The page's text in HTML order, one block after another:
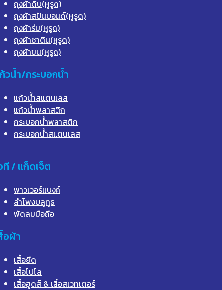
ถุงผ้าดิบ(หูรูด)
ถุงผ้าสปันบอนด์(หูรูด)
ถุงผ้าร่ม(หูรูด)
ถุงผ้าซาติน(หูรูด)
ถุงผ้าขน(หูรูด)
วน้ำ/กระบอกน้ำ
แก้วน้ำสแตนเลส
แก้วน้ำพลาสติก
กระบอกน้ำพลาสติก
กระบอกน้ำสแตนเลส
ที / แก็ดเจ็ต
พาวเวอร์แบงค์
ลำโพงบลูทูธ
พัดลมมือถือ
อผ้า
เสื้อยืด
เสื้อโปโล
เสื้อฮูดส์ & เสื้อสเวทเตอร์